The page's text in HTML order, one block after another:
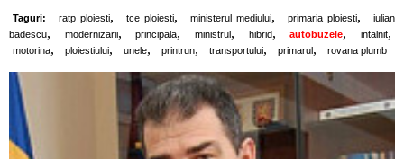
Taguri: ratp ploiesti, tce ploiesti, ministerul mediului, primaria ploiesti,
iulian
badescu, modernizarii, principala, ministrul, hibrid, autobuzele, intalnit,
motorina, ploiestiului, unele, printrun, transportului, primarul, rovana plumb